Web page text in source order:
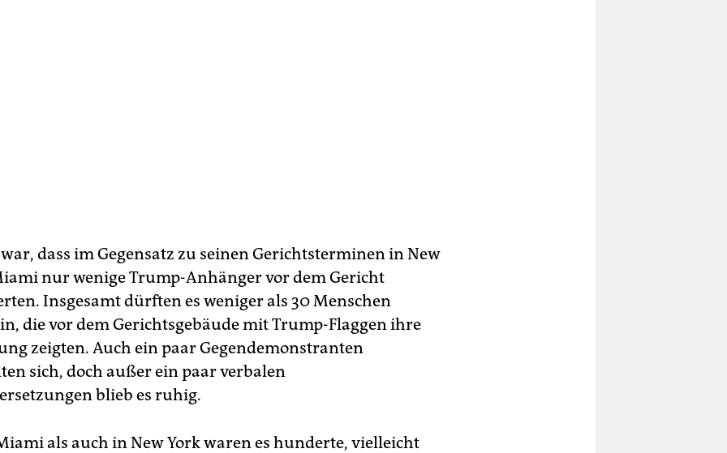
dass im Gegensatz zu seinen Gerichtsterminen in New
nur wenige Trump-Anhänger vor dem Gericht
Insgesamt dürften es weniger als 30 Menschen
die vor dem Gerichtsgebäude mit Trump-Flaggen ihre
zeigten. Auch ein paar Gegendemonstranten
sich, doch außer ein paar verbalen
blieb es ruhig.
als auch in New York waren es hunderte, vielleicht